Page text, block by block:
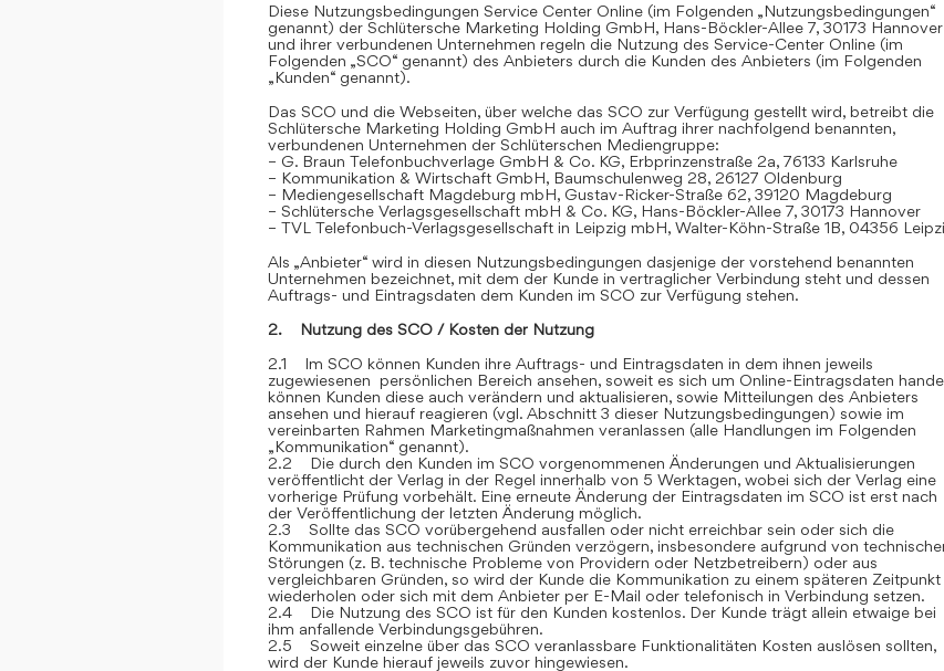
Diese Nutzungsbedingungen Service Center Online (im Folgenden „Nutzungsbedingungen“
genannt) der Schlütersche Marketing Holding GmbH, Hans-Böckler-Allee 7, 30173 Hannover
und ihrer verbundenen Unternehmen regeln die Nutzung des Service-Center Online (im
Folgenden „SCO“ genannt) des Anbieters durch die Kunden des Anbieters (im Folgenden
„Kunden“ genannt).
Das SCO und die Webseiten, über welche das SCO zur Verfügung gestellt wird, betreibt die
Schlütersche Marketing Holding GmbH auch im Auftrag ihrer nachfolgend benannten,
verbundenen Unternehmen der Schlüterschen Mediengruppe:
– G. Braun Telefonbuchverlage GmbH & Co. KG, Erbprinzenstraße 2a, 76133 Karlsruhe
– Kommunikation & Wirtschaft GmbH, Baumschulenweg 28, 26127 Oldenburg
– Mediengesellschaft Magdeburg mbH, Gustav-Ricker-Straße 62, 39120 Magdeburg
– Schlütersche Verlagsgesellschaft mbH & Co. KG, Hans-Böckler-Allee 7, 30173 Hannover
– TVL Telefonbuch-Verlagsgesellschaft in Leipzig mbH, Walter-Köhn-Straße 1B, 04356
Als „Anbieter“ wird in diesen Nutzungsbedingungen dasjenige der vorstehend benannten
Unternehmen bezeichnet, mit dem der Kunde in vertraglicher Verbindung steht und dessen
Auftrags- und Eintragsdaten dem Kunden im SCO zur Verfügung stehen.
2. Nutzung des SCO / Kosten der Nutzung
2.1 Im SCO können Kunden ihre Auftrags- und Eintragsdaten in dem ihnen jeweils
zugewiesenen persönlichen Bereich ansehen, soweit es sich um Online-Eintragsdaten
können Kunden diese auch verändern und aktualisieren, sowie Mitteilungen des Anbieters
ansehen und hierauf reagieren (vgl. Abschnitt 3 dieser Nutzungsbedingungen) sowie im
vereinbarten Rahmen Marketingmaßnahmen veranlassen (alle Handlungen im Folgenden
„Kommunikation“ genannt).
2.2 Die durch den Kunden im SCO vorgenommenen Änderungen und Aktualisierungen
veröffentlicht der Verlag in der Regel innerhalb von 5 Werktagen, wobei sich der Verlag eine
vorherige Prüfung vorbehält. Eine erneute Änderung der Eintragsdaten im SCO ist erst nach
der Veröffentlichung der letzten Änderung möglich.
2.3 Sollte das SCO vorübergehend ausfallen oder nicht erreichbar sein oder sich die
Kommunikation aus technischen Gründen verzögern, insbesondere aufgrund von
Störungen (z. B. technische Probleme von Providern oder Netzbetreibern) oder aus
vergleichbaren Gründen, so wird der Kunde die Kommunikation zu einem späteren Zeitpunkt
wiederholen oder sich mit dem Anbieter per E-Mail oder telefonisch in Verbindung setzen.
2.4 Die Nutzung des SCO ist für den Kunden kostenlos. Der Kunde trägt allein etwaige bei
ihm anfallende Verbindungsgebühren.
2.5 Soweit einzelne über das SCO veranlassbare Funktionalitäten Kosten auslösen sollten,
wird der Kunde hierauf jeweils zuvor hingewiesen.